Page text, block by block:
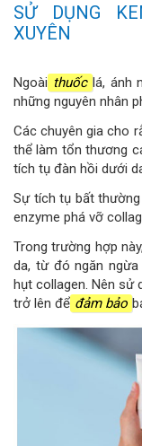
SỬ DỤNG
XUYÊN
Ngoài thuốc lá, ánh
những nguyên nhân
Các chuyên gia cho
thể làm tổn thương
tích tụ đàn hồi dưới
Sự tích tụ bất
enzyme phá vỡ
Trong trường hợp
da, từ đó ngăn
hụt collagen. Nên sử
trở lên để đảm bảo